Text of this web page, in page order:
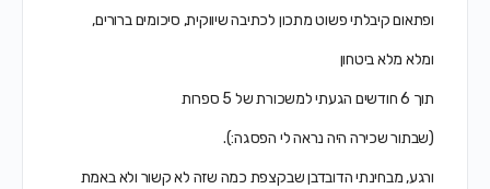
ופתאום קיבלתי פשוט מתכון לכתיבה שיווקית, סיכומים ברורים,
ומלא מלא ביטחון
תוך 6 חודשים הגעתי למשכורת של 5 ספרות
(שבתור שכירה היה נראה לי הפסגה:).
ורגע, מבחינתי הדובדבן שבקצפת כמה שזה לא קשור ולא באמת